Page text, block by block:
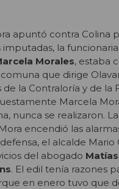
apuntó contra Colina
imputadas, la
Morales, estaba
que dirige
la Contraloría y de la
Marcela
nunca se realizaron.
encendió las
el alcalde Mario
del abogado Matías
. El edil tenía razones
en enero tuvo que